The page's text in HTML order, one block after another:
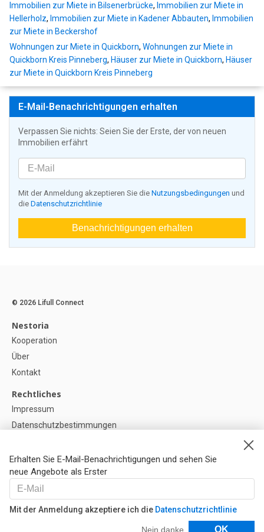
Immobilien zur Miete in Bilsenerbrücke, Immobilien zur Miete in
Hellerholz, Immobilien zur Miete in Kadener Abbauten, Immobilien
zur Miete in Beckershof
Wohnungen zur Miete in Quickborn, Wohnungen zur Miete in
Quickborn Kreis Pinneberg, Häuser zur Miete in Quickborn, Häuser
zur Miete in Quickborn Kreis Pinneberg
E-Mail-Benachrichtigungen erhalten
Verpassen Sie nichts: Seien Sie der Erste, der von neuen
Immobilien erfährt
Mit der Anmeldung akzeptieren Sie die Nutzungsbedingungen und
die Datenschutzrichtlinie
Benachrichtigungen erhalten
Erhalten Sie E-Mail-Benachrichtigungen und sehen Sie
neue Angebote als Erster
Mit der Anmeldung akzeptiere ich die Datenschutzrichtlinie
Nein danke OK
Filter
© 2026 Lifull Connect
Nestoria
Kooperation
Über
Kontakt
Rechtliches
Impressum
Datenschutzbestimmungen
Cookie-Einstellunge
Hilfe
FAQ
Unsere Partner